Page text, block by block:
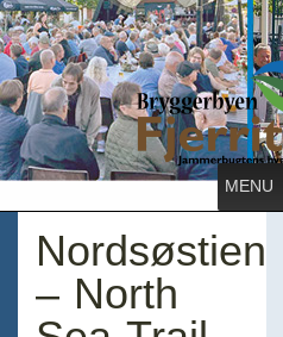
MENU
Nordsøstien
– North